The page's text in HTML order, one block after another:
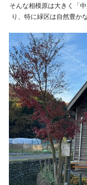
そんな相模原は大きく「
り、特に緑区は自然豊か